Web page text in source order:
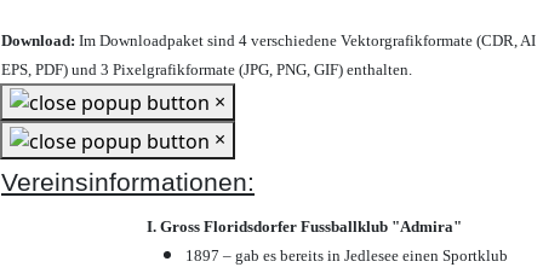
Download: Im Downloadpaket sind 4 verschiedene Vektorgrafikformate (CDR, AI
EPS, PDF) und 3 Pixelgrafikformate (JPG, PNG, GIF) enthalten.
×
×
Vereinsinformationen:
I. Gross Floridsdorfer Fussballklub "Admira"
1897 – gab es bereits in Jedlesee einen Sportklub